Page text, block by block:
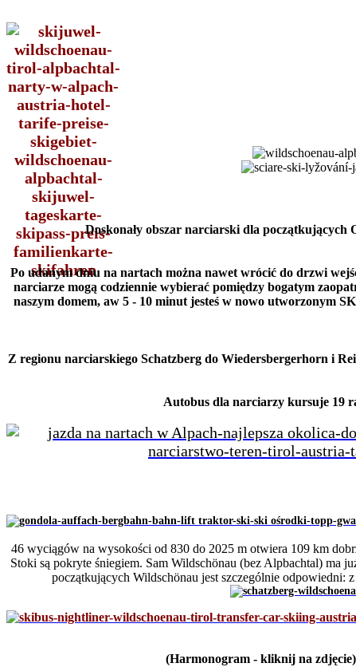
Doskonały obszar narciarski dla początkujących
Po udanym dniu na nartach można nawet wrócić do drzwi
narciarze mogą codziennie wybierać pomiędzy bogatym
naszym domem, aw 5 - 10 minut jesteś w nowo utworzonym
Z regionu narciarskiego Schatzberg do Wiedersbergerhorn i
Autobus dla narciarzy kursuje 19
46 wyciągów na wysokości od 830 do 2025 m otwiera 109 km
Stoki są pokryte śniegiem. Sam Wildschönau (bez Alpbachtal) ma
początkujących Wildschönau jest szczególnie odpowiedni:
(Harmonogram - kliknij na zdjęcie)